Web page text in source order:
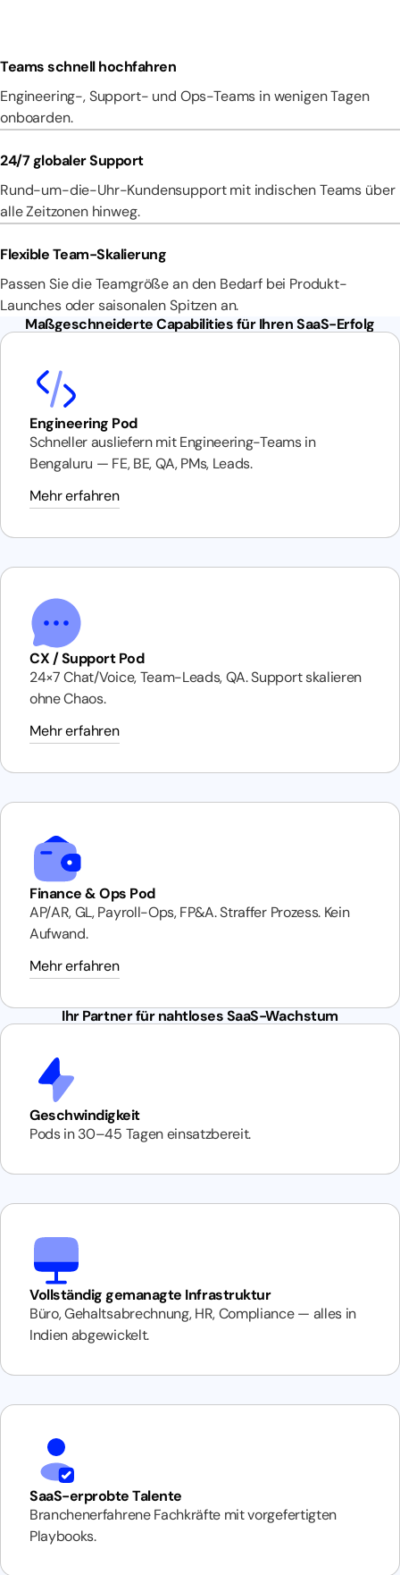
Teams schnell hochfahren
Engineering-, Support- und Ops-Teams in wenigen Tagen
onboarden.
24/7 globaler Support
Rund-um-die-Uhr-Kundensupport mit indischen Teams über
alle Zeitzonen hinweg.
Flexible Team-Skalierung
Passen Sie die Teamgröße an den Bedarf bei Produkt-
Launches oder saisonalen Spitzen an.
Maßgeschneiderte Capabilities für Ihren SaaS-Erfolg
Engineering Pod
Schneller ausliefern mit Engineering-Teams in
Bengaluru — FE, BE, QA, PMs, Leads.
Mehr erfahren
CX / Support Pod
24×7 Chat/Voice, Team-Leads, QA. Support skalieren
ohne Chaos.
Mehr erfahren
Finance & Ops Pod
AP/AR, GL, Payroll-Ops, FP&A. Straffer Prozess. Kein
Aufwand.
Mehr erfahren
Ihr Partner für nahtloses SaaS-Wachstum
Geschwindigkeit
Pods in 30–45 Tagen einsatzbereit.
Vollständig gemanagte Infrastruktur
Büro, Gehaltsabrechnung, HR, Compliance — alles in
Indien abgewickelt.
SaaS-erprobte Talente
Branchenerfahrene Fachkräfte mit vorgefertigten
Playbooks.